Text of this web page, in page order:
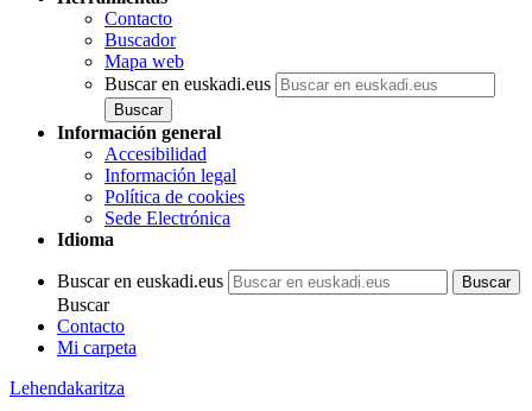
Contacto
Buscador
Mapa web
Buscar en euskadi.eus
Información general
Accesibilidad
Información legal
Política de cookies
Sede Electrónica
Idioma
Buscar en euskadi.eus
Buscar
Contacto
Mi carpeta
Lehendakaritza